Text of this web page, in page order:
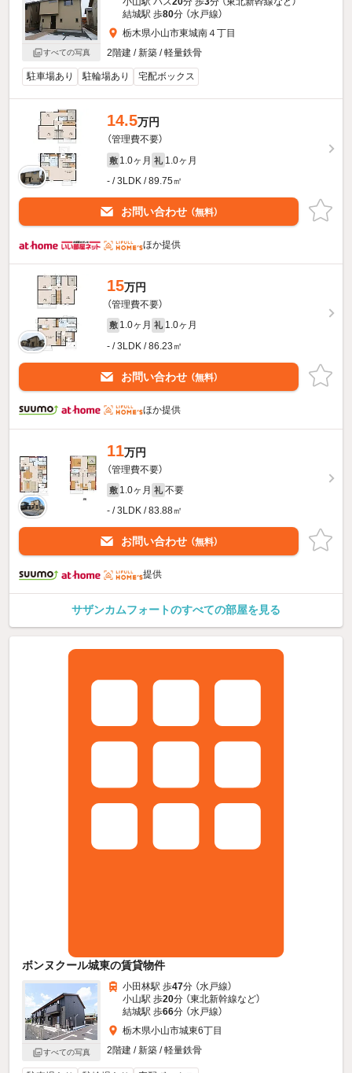
すべての写真
結城駅 歩80分 （水戸線）
栃木県小山市東城南４丁目
2階建 / 新築 / 軽量鉄骨
駐車場あり 駐輪場あり 宅配ボックス
14.5万円
（管理費不要）
敷 1.0ヶ月 礼 1.0ヶ月
- / 3LDK / 89.75㎡
お問い合わせ （無料）
ほか提供
15万円
（管理費不要）
敷 1.0ヶ月 礼 1.0ヶ月
- / 3LDK / 86.23㎡
お問い合わせ （無料）
ほか提供
11万円
（管理費不要）
敷 1.0ヶ月 礼 不要
- / 3LDK / 83.88㎡
お問い合わせ （無料）
提供
サザンカムフォートのすべての部屋を見る
ボンヌクール城東の賃貸物件
すべての写真
小田林駅 歩47分 （水戸線）
小山駅 歩20分 （東北新幹線など）
結城駅 歩66分 （水戸線）
栃木県小山市城東6丁目
2階建 / 新築 / 軽量鉄骨